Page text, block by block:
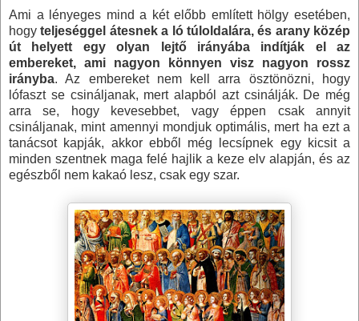
Ami a lényeges mind a két előbb említett hölgy esetében,
hogyteljeséggel átesnek a ló túloldalára, és arany közép
út helyett egy olyan lejtő irányába indítják el az
embereket, ami nagyon könnyen visz nagyon rossz
irányba. Az embereket nem kell arra ösztönözni, hogy
lófaszt se csináljanak, mert alapból azt csinálják. De még
arra se, hogy kevesebbet, vagy éppen csak annyit
csináljanak, mint amennyi mondjuk optimális, mert ha ezt a
tanácsot kapják, akkor ebből még lecsípnek egy kicsit a
minden szentnek maga felé hajlik a keze elv alapján, és az
egészből nem kakaó lesz, csak egy szar.